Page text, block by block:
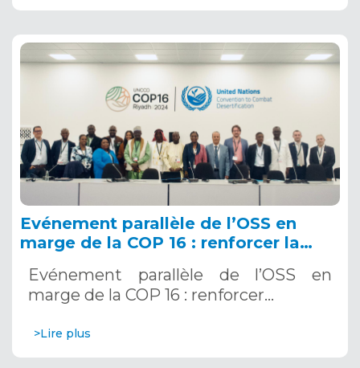
Evénement parallèle de l’OSS en
marge de la COP 16 : renforcer la
Systèmes d’Alerte Précoce
Multirisques. 12 décembre 2024
Evénement parallèle de l’OSS en
marge de la COP 16 : renforcer…
>Lire plus